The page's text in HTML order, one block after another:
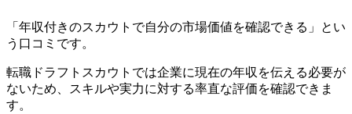
「年収付きのスカウトで自分の市場価値を確認できる」とい
う口コミです。
転職ドラフトスカウトでは企業に現在の年収を伝える必要が
ないため、スキルや実力に対する率直な評価を確認できま
す。